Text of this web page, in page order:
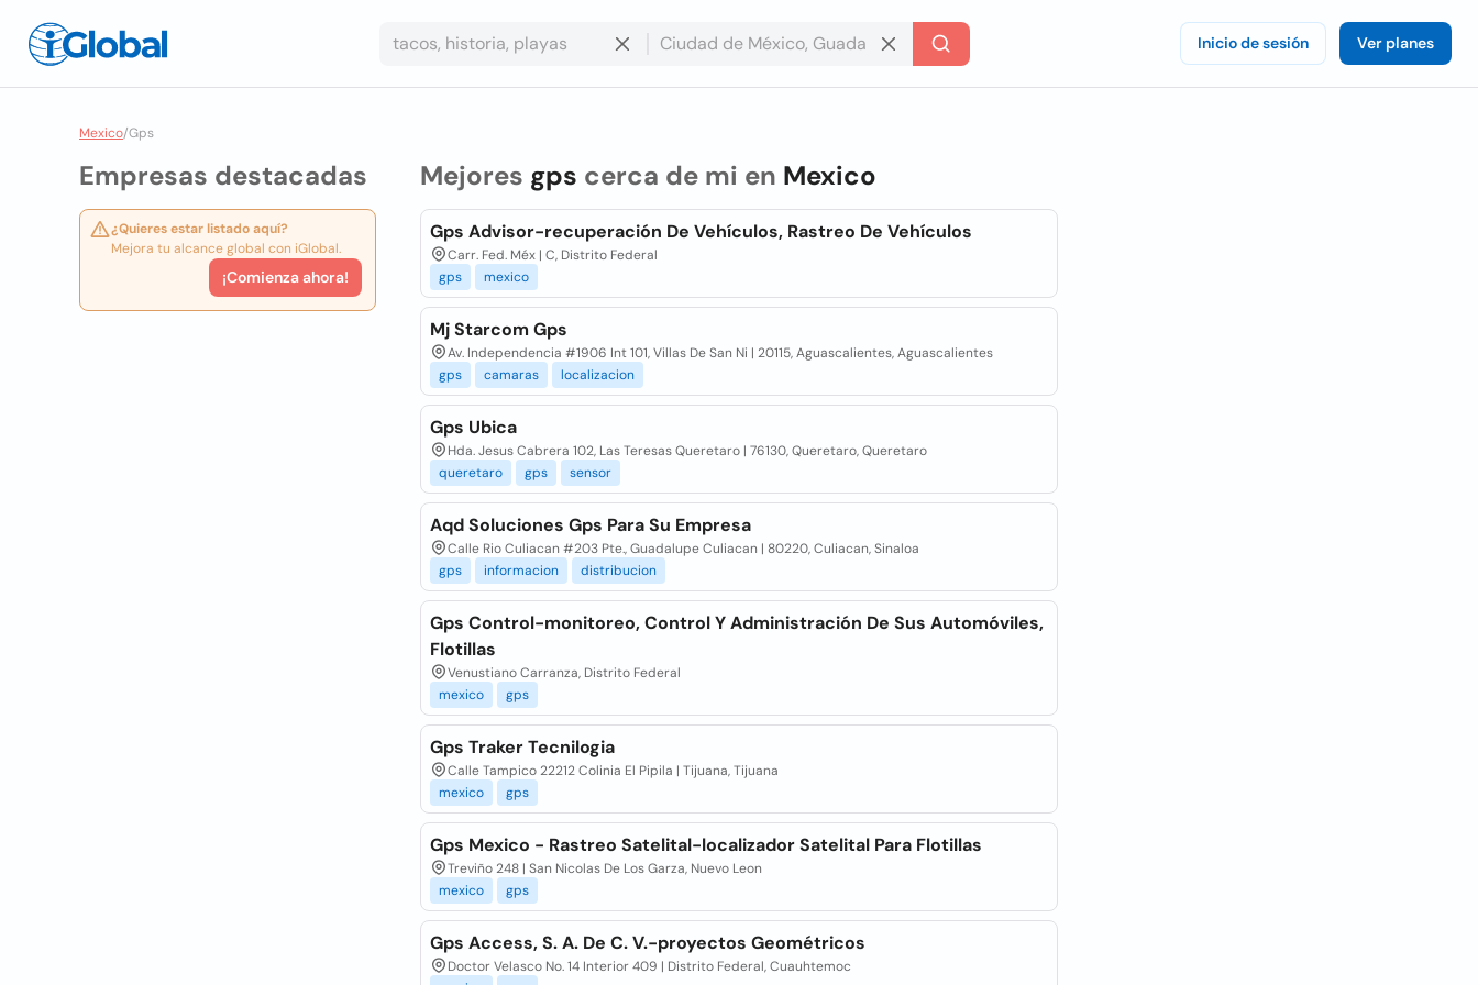
Inicio de sesión Ver planes
Mexico/Gps
Empresas destacadas
¿Quieres estar listado aquí?
Mejora tu alcance global con iGlobal.
¡Comienza ahora!
Mejores gps cerca de mi en Mexico
Gps Advisor-recuperación De Vehículos, Rastreo De Vehículos
Carr. Fed. Méx | C, Distrito Federal
gps
mexico
Mj Starcom Gps
Av. Independencia #1906 Int 101, Villas De San Ni | 20115, Aguascalientes, Aguascalientes
gps
camaras localizacion
Gps Ubica
Hda. Jesus Cabrera 102, Las Teresas Queretaro | 76130, Queretaro, Queretaro
queretaro
gps sensor
Aqd Soluciones Gps Para Su Empresa
Calle Rio Culiacan #203 Pte., Guadalupe Culiacan | 80220, Culiacan, Sinaloa
gps
informacion distribucion
Gps Control-monitoreo, Control Y Administración De Sus Automóviles,
Flotillas
Venustiano Carranza, Distrito Federal
mexico
gps
Gps Traker Tecnilogia
Calle Tampico 22212 Colinia El Pipila | Tijuana, Tijuana
mexico
gps
Gps Mexico - Rastreo Satelital-localizador Satelital Para Flotillas
Treviño 248 | San Nicolas De Los Garza, Nuevo Leon
mexico
gps
Gps Access, S. A. De C. V.-proyectos Geométricos
Doctor Velasco No. 14 Interior 409 | Distrito Federal, Cuauhtemoc